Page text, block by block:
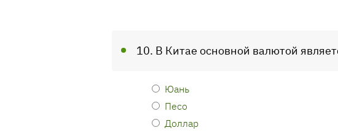
10. В Китае основной валютой
Юань
Песо
Доллар